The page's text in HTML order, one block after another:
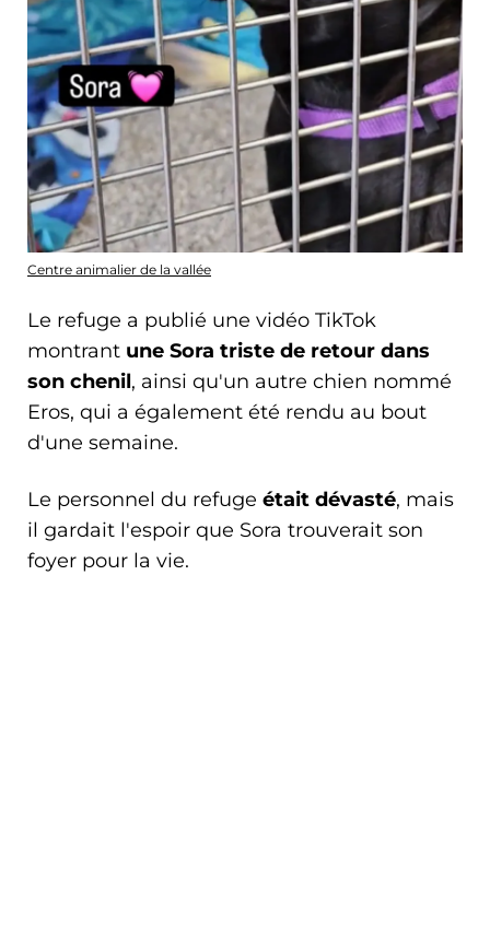
Centre animalier de la vallée
Le refuge a publié une vidéo TikTok
montrant une Sora triste de retour dans
son chenil, ainsi qu'un autre chien nommé
Eros, qui a également été rendu au bout
d'une semaine.
Le personnel du refuge était dévasté, mais
il gardait l'espoir que Sora trouverait son
foyer pour la vie.